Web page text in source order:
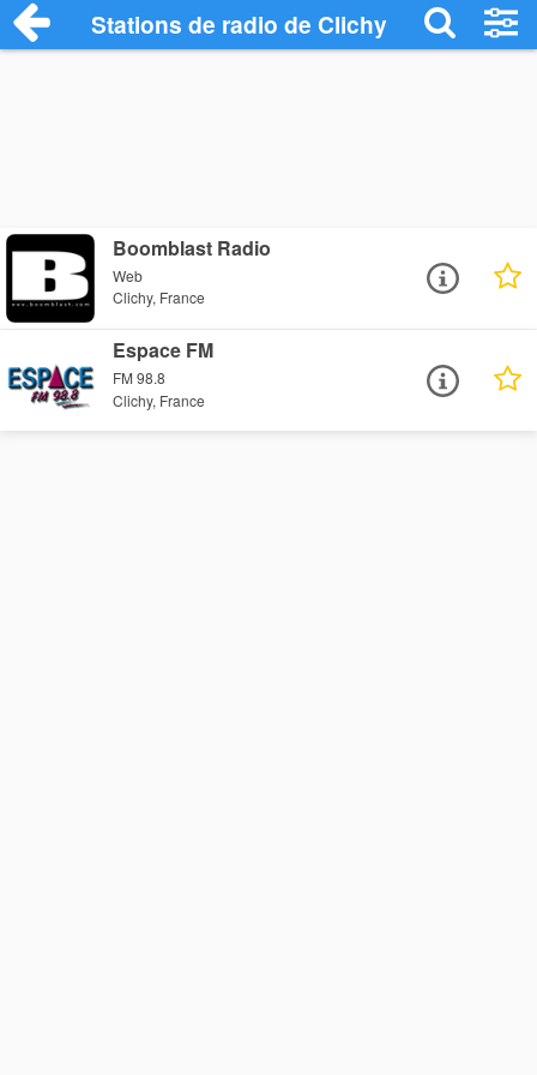
Stations de radio de Clichy
Boomblast Radio
Web
Clichy, France
Espace FM
FM 98.8
Clichy, France